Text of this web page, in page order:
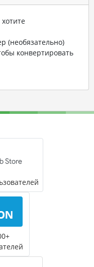
(необязательно)
конвертировать